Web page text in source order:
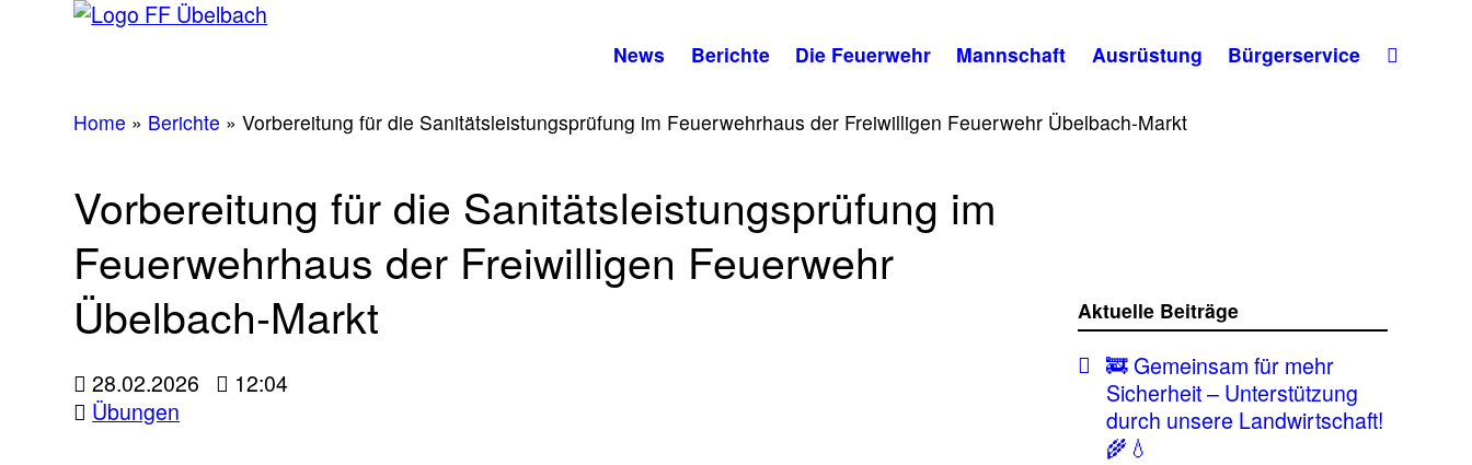
News Berichte Die Feuerwehr Mannschaft Ausrüstung Bürgerservice
Home » Berichte »Vorbereitung für die Sanitätsleistungsprüfung im Feuerwehrhaus der Freiwilligen Feuerwehr Übelbach-Markt
Vorbereitung für die Sanitätsleistungsprüfung im
Feuerwehrhaus der Freiwilligen Feuerwehr
Übelbach-Markt
28.02.2026
12:04
Übungen
Aktuelle Beiträge
🚒 Gemeinsam für mehr
Sicherheit – Unterstützung
durch unsere Landwirtschaft!
🌾💧